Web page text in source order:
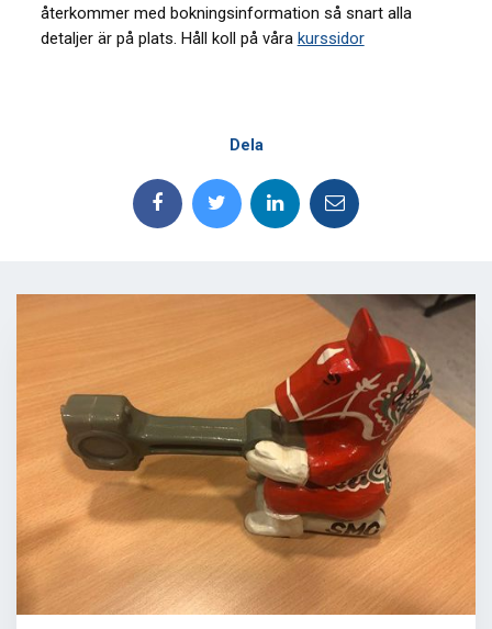
återkommer med bokningsinformation så snart alla
detaljer är på plats. Håll koll på våra kurssidor
Dela